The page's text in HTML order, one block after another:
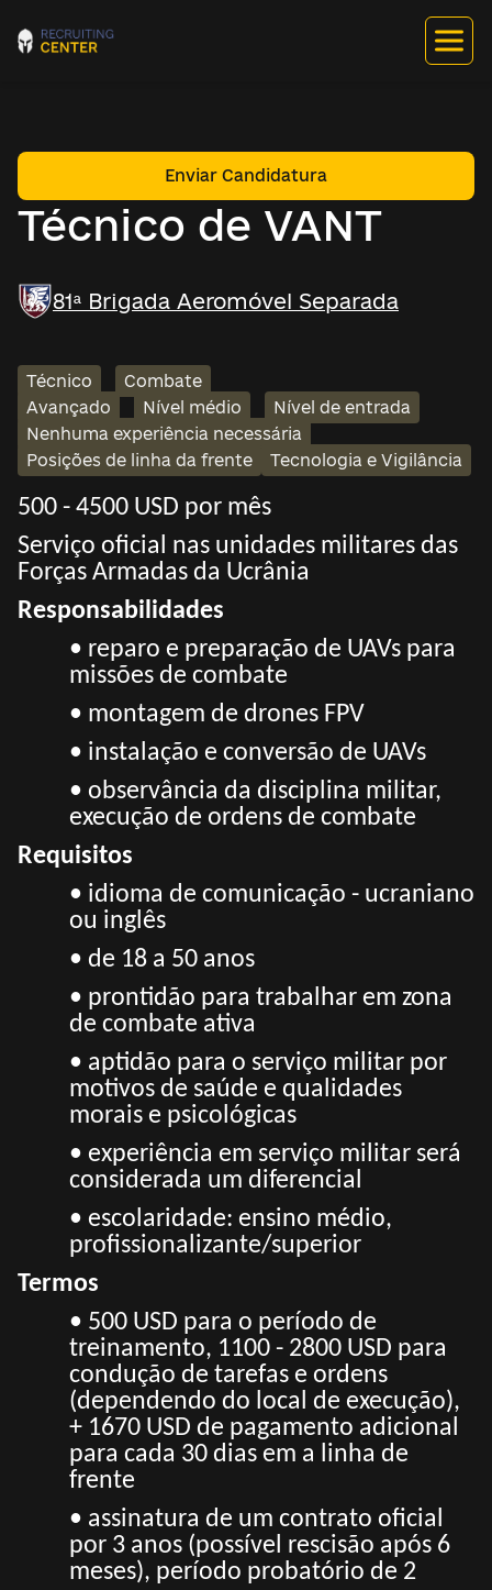
Técnico de VANT
Enviar Candidatura
81ª Brigada Aeromóvel Separada
Técnico
Combate
Avançado
Nível médio
Nível de entrada
Nenhuma experiência necessária
Posições de linha da frente
Tecnologia e Vigilância
500 - 4500 USD por mês
Serviço oficial nas unidades militares das
Forças Armadas da Ucrânia
Responsabilidades
• reparo e preparação de UAVs para
missões de combate
• montagem de drones FPV
• instalação e conversão de UAVs
• observância da disciplina militar,
execução de ordens de combate
Requisitos
• idioma de comunicação - ucraniano
ou inglês
• de 18 a 50 anos
• prontidão para trabalhar em zona
de combate ativa
• aptidão para o serviço militar por
motivos de saúde e qualidades
morais e psicológicas
• experiência em serviço militar será
considerada um diferencial
• escolaridade: ensino médio,
profissionalizante/superior
Termos
• 500 USD para o período de
treinamento, 1100 - 2800 USD para
condução de tarefas e ordens
(dependendo do local de execução),
+ 1670 USD de pagamento adicional
para cada 30 dias em a linha de
frente
• assinatura de um contrato oficial
por 3 anos (possível rescisão após 6
meses), período probatório de 2